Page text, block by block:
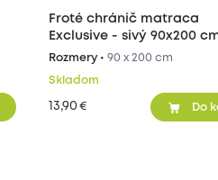
Froté chránič matraca
Exclusive - sivý 90x200
Rozmery • 90 x 200 cm
Skladom
13,90 € Do